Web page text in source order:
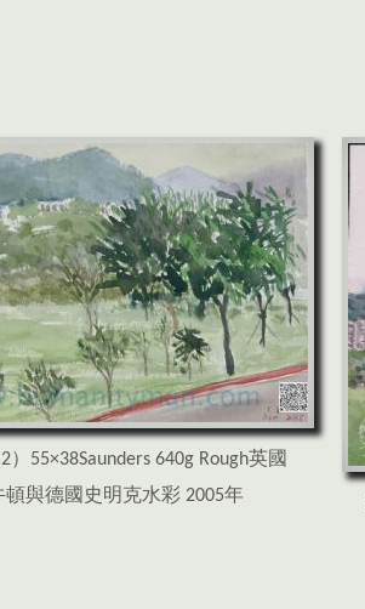
55×38Saunders 640g Rough英國
頓與德國史明克水彩 2005年